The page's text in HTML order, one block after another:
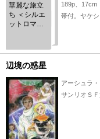
華麗な旅立
ち ＜シルエ
ットロマン
189p、17cm
帯付。ヤケシ
辺境の惑星
アーシュラ
サンリオＳ